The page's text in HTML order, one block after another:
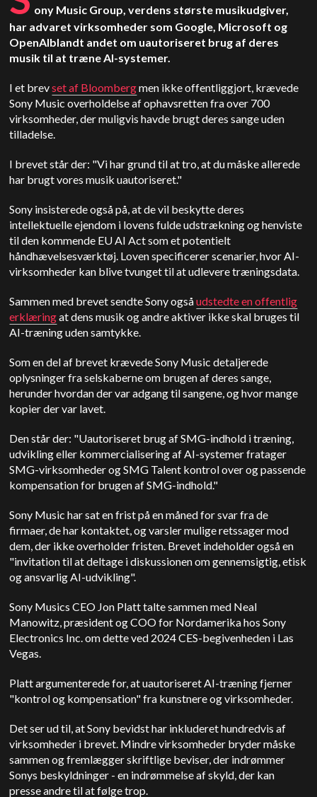
ony Music Group, verdens største musikudgiver,
har advaret virksomheder som Google, Microsoft og
OpenAIblandt andet om uautoriseret brug af deres
musik til at træne AI-systemer.
I et brevset af Bloombergmen ikke offentliggjort, krævede
Sony Music overholdelse af ophavsretten fra over 700
virksomheder, der muligvis havde brugt deres sange uden
tilladelse.
I brevet står der: "Vi har grund til at tro, at du måske allerede
har brugt vores musik uautoriseret."
Sony insisterede også på, at de vil beskytte deres
intellektuelle ejendom i lovens fulde udstrækning og henviste
til den kommende EU AI Actsom et potentielt
håndhævelsesværktøj. Loven specificerer scenarier, hvor AI-
virksomheder kan blive tvunget til at udlevere træningsdata.
Sammen med brevet sendte Sony ogsåudstedte en offentlig
erklæringat dens musik og andre aktiver ikke skal bruges til
AI-træning uden samtykke.
Som en del af brevet krævede Sony Music detaljerede
oplysninger fra selskaberne om brugen af deres sange,
herunder hvordan der var adgang til sangene, og hvor mange
kopier der var lavet.
Denstår der: "Uautoriseret brug af SMG-indhold i træning,
udvikling eller kommercialisering af AI-systemer fratager
SMG-virksomheder og SMG Talent kontrol over og passende
kompensation for brugen af SMG-indhold."
Sony Music har sat en frist på en måned for svar fra de
firmaer, de har kontaktet, og varsler mulige retssager mod
dem, der ikke overholder fristen. Brevet indeholder ogsåen
"invitation til at deltage i diskussionen om gennemsigtig, etisk
og ansvarlig AI-udvikling".
Sony Musics CEO Jon Platt talte sammen med Neal
Manowitz, præsident og COO for Nordamerika hos Sony
Electronics Inc. om dette ved 2024 CES-begivenheden i Las
Vegas.
Platt argumenterede for, at uautoriseret AI-træning fjerner
"kontrol og kompensation" fra kunstnere og virksomheder.
Det ser ud til, at Sony bevidst har inkluderet hundredvis af
virksomheder i brevet. Mindre virksomheder bryder måske
sammen og fremlægger skriftlige beviser, der indrømmer
Sonys beskyldninger - en indrømmelse af skyld, der kan
presse andre til at følge trop.